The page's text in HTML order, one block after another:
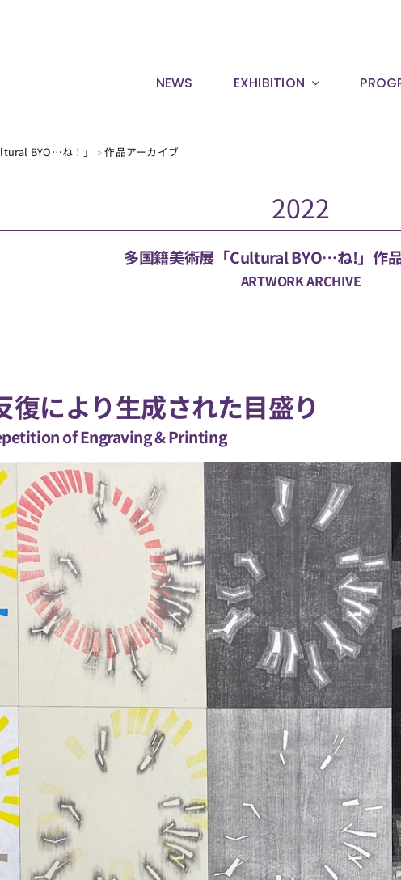
NEWS EXHIBITION
BYO…ね！」 »作品アーカイブ
2022
多国籍美術展「Cultural BYO…ね!」作
ARTWORK ARCHIVE
復により生成された目盛り
of Engraving & Printing